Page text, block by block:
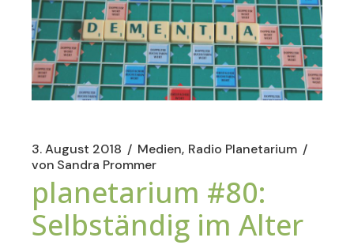
3. August 2018 Medien Radio Planetarium
von Sandra Prommer
planetarium #80:
Selbständig im Alter